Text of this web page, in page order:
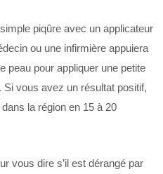
piqûre avec un applicateur
ou une infirmière appuiera
peau pour appliquer une petite
Si vous avez un résultat positif,
la région en 15 à 20
vous dire s’il est dérangé par